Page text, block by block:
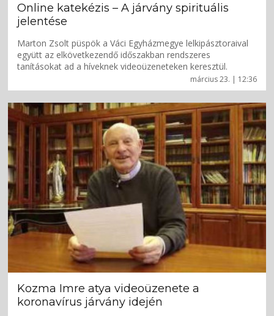
március 23. | 12:36
Online katekézis – A járvány spirituális
jelentése
Marton Zsolt püspök a Váci Egyházmegye lelkipásztoraival
együtt az elkövetkezendő időszakban rendszeres
tanításokat ad a híveknek videoüzeneteken keresztül.
Kozma Imre atya videoüzenete a
koronavírus járvány idején